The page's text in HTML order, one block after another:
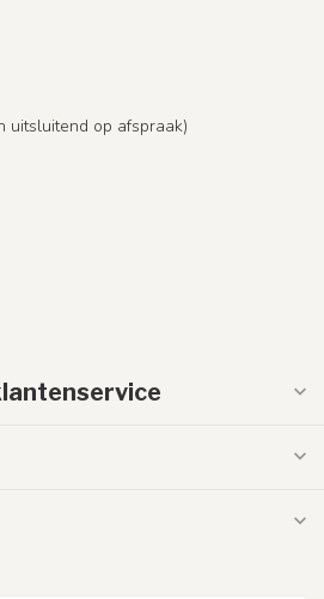
uitsluitend op afspraak)